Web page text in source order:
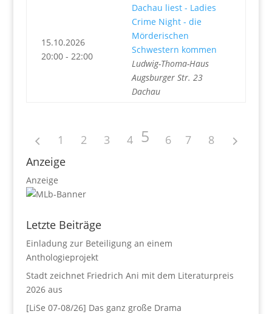
15.10.2026
20:00 - 22:00
Dachau liest - Ladies
Crime Night - die
Mörderischen
Schwestern kommen
Ludwig-Thoma-Haus
Augsburger Str. 23
Dachau
1 2 3 4 5 6 7
8
Anzeige
Anzeige
Letzte Beiträge
Einladung zur Beteiligung an einem
Anthologieprojekt
Stadt zeichnet Friedrich Ani mit dem Literaturpreis
2026 aus
[LiSe 07-08/26] Das ganz große Drama